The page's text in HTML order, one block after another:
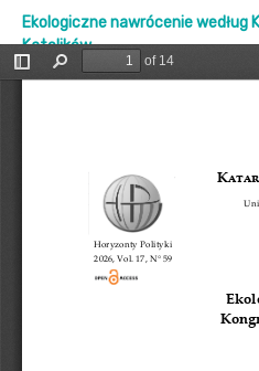
Ekologiczne nawrócenie według
Katolików